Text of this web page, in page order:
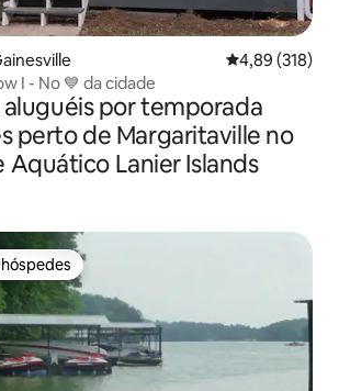
4,89 de uma
4,89 (318)
I - No 💙 da cidade
por temporada
perto de Margaritaville no
Aquático Lanier Islands
preferidos dos hóspedes